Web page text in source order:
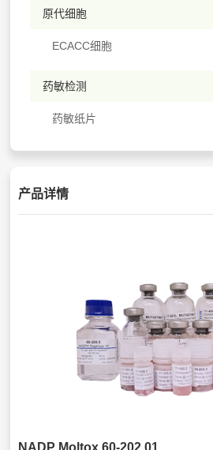
原代细胞
ECACC细胞
药敏检测
药敏纸片
产品详情